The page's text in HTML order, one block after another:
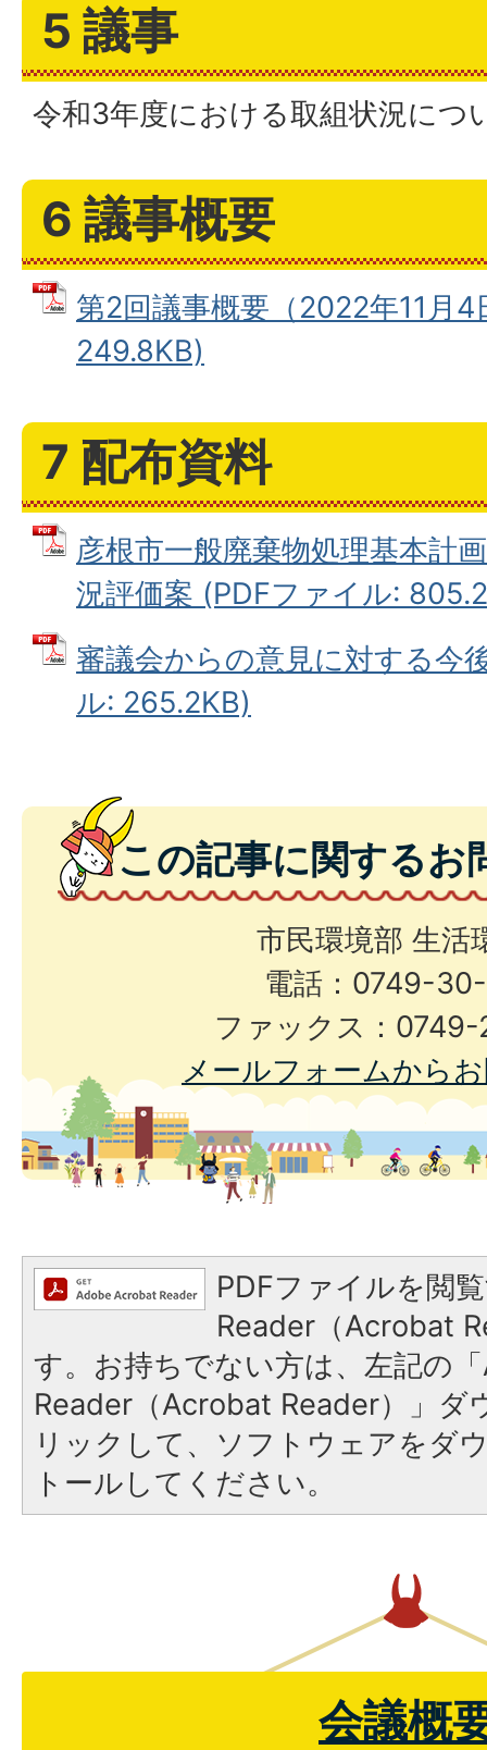
5 議事
令和3年度における取組状況につ
6 議事概要
第2回議事概要（2022年11月
249.8KB)
7 配布資料
彦根市一般廃棄物処理基本計
況評価案 (PDFファイル:
審議会からの意見に対する今
ル: 265.2KB)
この記事に関するお
市民環境部 生活
電話：0749-
ファックス：
メールフォームから
PDFファイルを閲
Reader（Acrobat
す。お持ちでない方は、左記の
Reader（Acrobat Reader）」ダ
リックして、ソフトウェアをダ
トールしてください。
会議概